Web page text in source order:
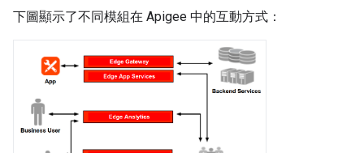
下圖顯示了不同模組在 Apigee 中的互動方式：